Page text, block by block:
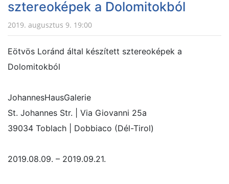
sztereoképek a Dolomitokból
2019. augusztus 9. 19:00
Eötvös Loránd által készített sztereoképek a
Dolomitokból
JohannesHausGalerie
St. Johannes Str. | Via Giovanni 25a
39034 Toblach | Dobbiaco (Dél-Tirol)
2019.08.09. – 2019.09.21.